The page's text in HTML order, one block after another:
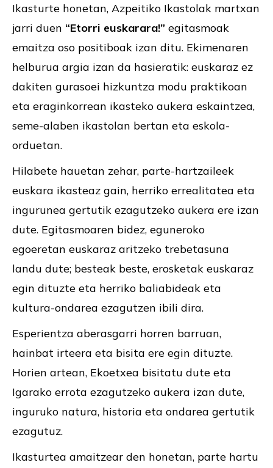
Ikasturte honetan, Azpeitiko Ikastolak martxan
jarri duen “Etorri euskarara!” egitasmoak
emaitza oso positiboak izan ditu. Ekimenaren
helburua argia izan da hasieratik: euskaraz ez
dakiten gurasoei hizkuntza modu praktikoan
eta eraginkorrean ikasteko aukera eskaintzea,
seme-alaben ikastolan bertan eta eskola-
orduetan.
Hilabete hauetan zehar, parte-hartzaileek
euskara ikasteaz gain, herriko errealitatea eta
ingurunea gertutik ezagutzeko aukera ere izan
dute. Egitasmoaren bidez, eguneroko
egoeretan euskaraz aritzeko trebetasuna
landu dute; besteak beste, erosketak euskaraz
egin dituzte eta herriko baliabideak eta
kultura-ondarea ezagutzen ibili dira.
Esperientza aberasgarri horren barruan,
hainbat irteera eta bisita ere egin dituzte.
Horien artean, Ekoetxea bisitatu dute eta
Igarako errota ezagutzeko aukera izan dute,
inguruko natura, historia eta ondarea gertutik
ezagutuz.
Ikasturtea amaitzear den honetan, parte hartu